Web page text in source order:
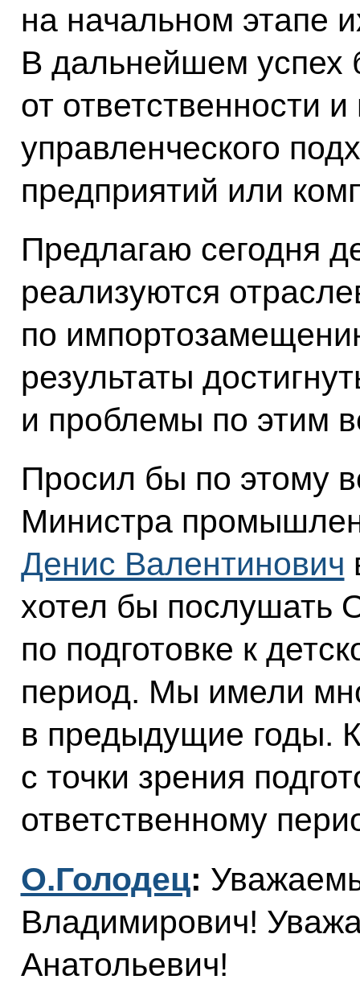
на начальном этапе
В дальнейшем успех
от ответственности и
управленческого
предприятий или
Предлагаю сегодня
реализуются
по
результаты
и проблемы по этим
Просил бы по этому
Министра
Денис Валентинович
хотел бы послушать
по подготовке к
период. Мы имели
в предыдущие годы.
с точки зрения
ответственному
О.Голодец:
Владимирович!
Анатольевич!